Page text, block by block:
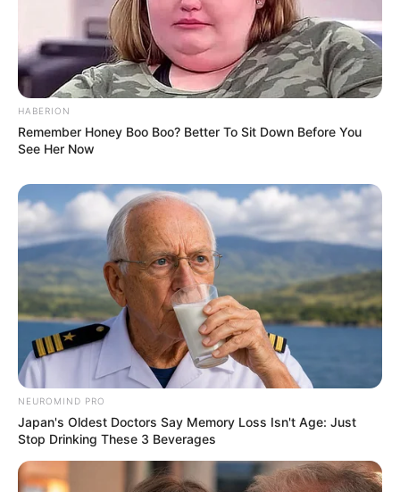
HABERION
Remember Honey Boo Boo? Better To Sit Down Before You
See Her Now
NEUROMIND PRO
Japan's Oldest Doctors Say Memory Loss Isn't Age: Just
Stop Drinking These 3 Beverages